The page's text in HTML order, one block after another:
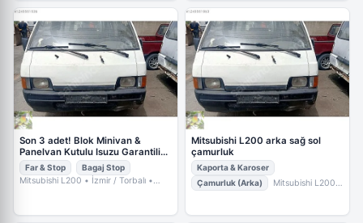
Son 3 adet! Blok Minivan &
Panelvan Kutulu Isuzu Garantili
Mağazadan
Far & Stop Bagaj Stop
Mitsubishi L200 • İzmir / Torbalı •
Mitsubishi L200 arka sağ sol
çamurluk
Kaporta & Karoser
Çamurluk (Arka)
Mitsubishi L200 •